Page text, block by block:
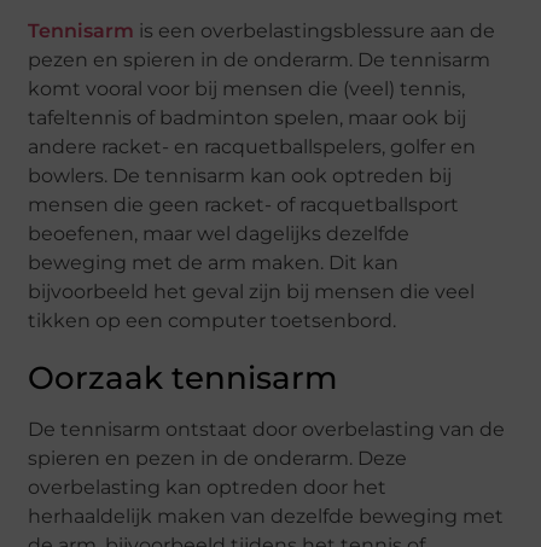
Tennisarm is een overbelastingsblessure aan de
pezen en spieren in de onderarm. De tennisarm
komt vooral voor bij mensen die (veel) tennis,
tafeltennis of badminton spelen, maar ook bij
andere racket- en racquetballspelers, golfer en
bowlers. De tennisarm kan ook optreden bij
mensen die geen racket- of racquetballsport
beoefenen, maar wel dagelijks dezelfde
beweging met de arm maken. Dit kan
bijvoorbeeld het geval zijn bij mensen die veel
tikken op een computer toetsenbord.
Oorzaak tennisarm
De tennisarm ontstaat door overbelasting van de
spieren en pezen in de onderarm. Deze
overbelasting kan optreden door het
herhaaldelijk maken van dezelfde beweging met